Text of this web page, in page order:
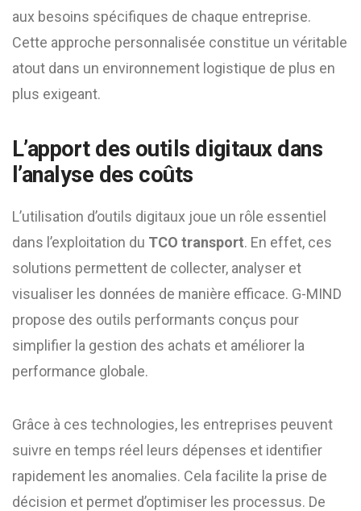
aux besoins spécifiques de chaque entreprise.
Cette approche personnalisée constitue un véritable
atout dans un environnement logistique de plus en
plus exigeant.
L’apport des outils digitaux dans
l’analyse des coûts
L’utilisation d’outils digitaux joue un rôle essentiel
dans l’exploitation du TCO transport. En effet, ces
solutions permettent de collecter, analyser et
visualiser les données de manière efficace. G-MIND
propose des outils performants conçus pour
simplifier la gestion des achats et améliorer la
performance globale.
Grâce à ces technologies, les entreprises peuvent
suivre en temps réel leurs dépenses et identifier
rapidement les anomalies. Cela facilite la prise de
décision et permet d’optimiser les processus. De